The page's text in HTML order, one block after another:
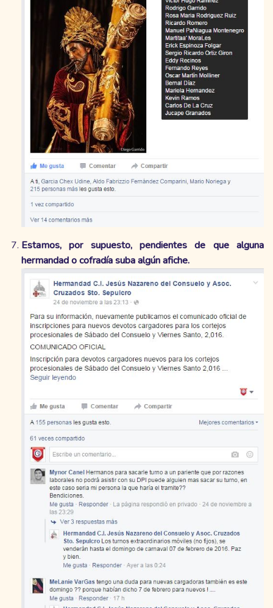
Estamos, por supuesto, pendientes de que alguna
hermandad o cofradía suba algún afiche.